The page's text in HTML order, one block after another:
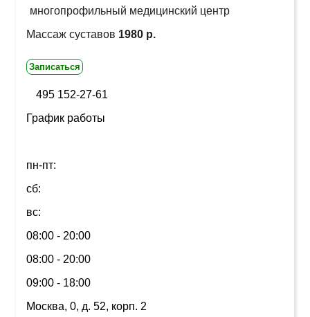
многопрофильный медицинский центр
Массаж суставов 1980 р.
Записаться
495 152-27-61
График работы
пн-пт:
сб:
вс:
08:00 - 20:00
08:00 - 20:00
09:00 - 18:00
Москва, 0, д. 52, корп. 2